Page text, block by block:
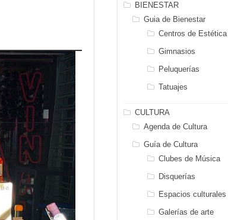
BIENESTAR
Guia de Bienestar
Centros de Estética
Gimnasios
Peluquerías
Tatuajes
CULTURA
Agenda de Cultura
Guía de Cultura
Clubes de Música
Disquerías
Espacios culturales
Galerías de arte